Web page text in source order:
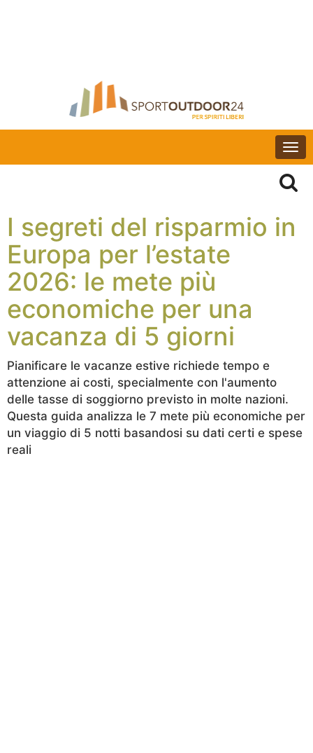
I segreti del risparmio in
Europa per l’estate
2026: le mete più
economiche per una
vacanza di 5 giorni
Pianificare le vacanze estive richiede tempo e
attenzione ai costi, specialmente con l'aumento
delle tasse di soggiorno previsto in molte nazioni.
Questa guida analizza le 7 mete più economiche per
un viaggio di 5 notti basandosi su dati certi e spese
reali